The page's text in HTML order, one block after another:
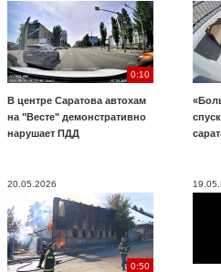
0:10
В центре Саратова автохам
на "Весте" демонстративно
нарушает ПДД
20.05.2026
0:50